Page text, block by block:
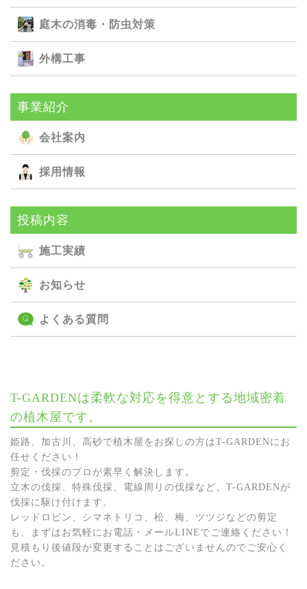
庭⽊の消毒・防⾍対策
外構⼯事
事業紹介
会社案内
採用情報
投稿内容
施⼯実績
お知らせ
よくある質問
T-GARDENは柔軟な対応を得意とする地域密着
の植木屋です。
姫路、加古川、高砂で植木屋をお探しの方はT-GARDENにお
任せください！
剪定・伐採のプロが素早く解決します。
立木の伐採、特殊伐採、電線周りの伐採など、T-GARDENが
伐採に駆け付けます。
レッドロビン、シマネトリコ、松、梅、ツツジなどの剪定
も、まずはお気軽にお電話・メールLINEでご連絡ください！
見積もり後値段が変更することはございませんのでご安心く
ださい。